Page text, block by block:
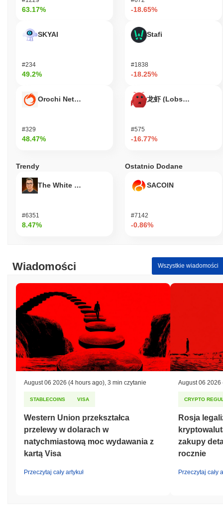
63.17%
SKYAI
#234
49.2%
Orochi Network
#329
48.47%
-18.65%
Stafi
#1838
-18.25%
龙虾 (Lobster)
#575
-16.77%
Trendy
The White Bull
#6351
8.47%
Ostatnio Dodane
SACOIN
#7142
-0.86%
Wiadomości Wszystkie wiadomości
August 06 2026 (4 hours ago) 3 min czytanie
STABLECOINS VISA
Western Union przekształca
przelewy w dolarach w
natychmiastową moc wydawania z
kartą Visa
Przeczytaj cały artykuł
August 06 2026
CRYPTO
Rosja
zakupy
rocznie
Przeczytaj cały